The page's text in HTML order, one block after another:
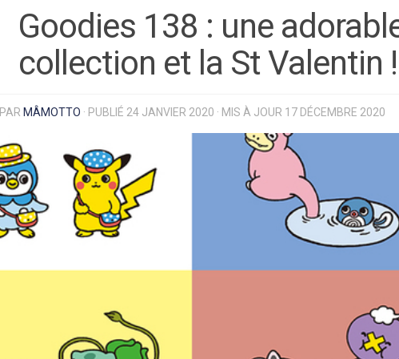
Goodies 138 : une
collection et la St Valentin !
PAR MÂMOTTO · PUBLIÉ 24 JANVIER 2020 · MIS À JOUR 17 DÉCEMBRE 2020